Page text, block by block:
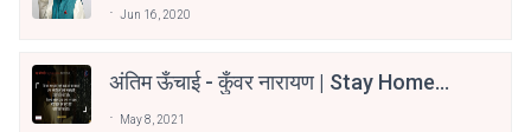
Jun 16, 2020
अंतिम ऊँचाई - कुँवर नारायण | Stay Home
May 8, 2021